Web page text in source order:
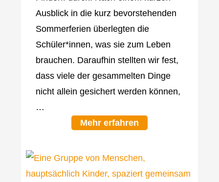
Ausblick in die kurz bevorstehenden
Sommerferien überlegten die
Schüler*innen, was sie zum Leben
brauchen. Daraufhin stellten wir fest,
dass viele der gesammelten Dinge
nicht allein gesichert werden können,
…
Mehr erfahren